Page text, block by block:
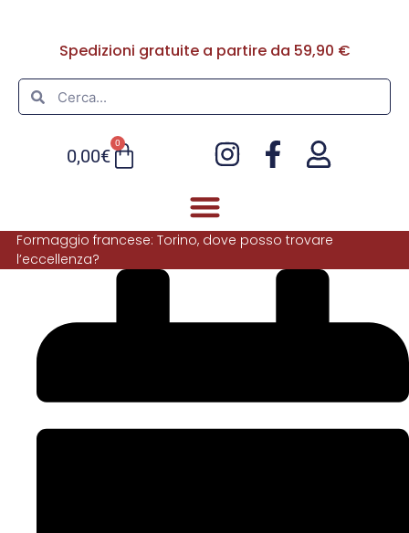
Spedizioni gratuite a partire da 59,90 €
0,00€
0
Formaggio francese: Torino, dove posso trovare
l’eccellenza?